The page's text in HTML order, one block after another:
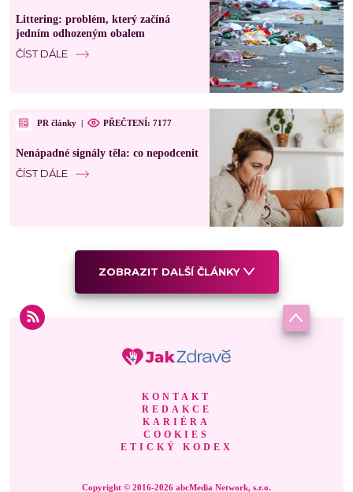
Littering: problém, který začíná
jedním odhozeným obalem
ČÍST DÁLE
PR články | PŘEČTENÍ: 7177
Nenápadné signály těla: co nepodcenit
ČÍST DÁLE
ZOBRAZIT DALŠÍ ČLÁNKY
KONTAKT
REDAKCE
KARIÉRA
COOKIES
ETICKÝ KODEX
Copyright © 2016-2026 abcMedia Network, s.r.o.